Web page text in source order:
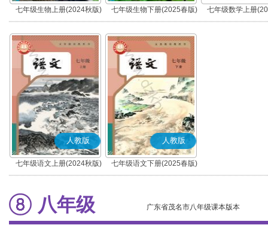
七年级生物上册(2024秋版) 七年级生物下册(2025春版) 七年级数学上册
人教版
七年级语文上册(2024秋版)
(部编版)
人教版
七年级语文下册(2025春版)
(部编版)
八年级 广东省茂名市八年级课本版本